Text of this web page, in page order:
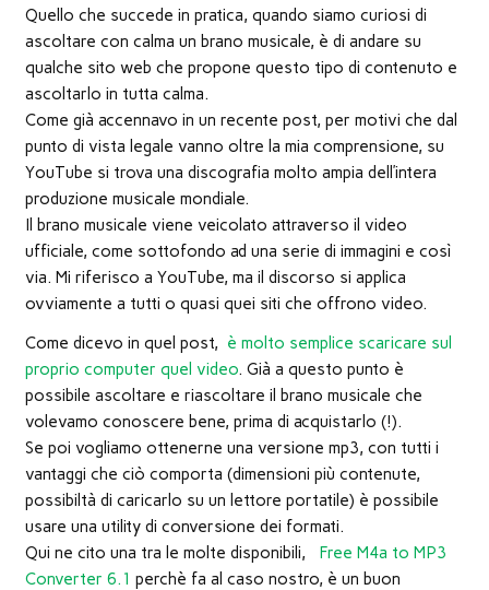
Quello che succede in pratica, quando siamo curiosi di
ascoltare con calma un brano musicale, è di andare su
qualche sito web che propone questo tipo di contenuto e
ascoltarlo in tutta calma.
Come già accennavo in un recente post, per motivi che dal
punto di vista legale vanno oltre la mia comprensione, su
YouTube si trova una discografia molto ampia dell’intera
produzione musicale mondiale.
Il brano musicale viene veicolato attraverso il video
ufficiale, come sottofondo ad una serie di immagini e così
via. Mi riferisco a YouTube, ma il discorso si applica
ovviamente a tutti o quasi quei siti che offrono video.
Come dicevo in quel post, è molto semplice scaricare sul
proprio computer quel video. Già a questo punto è
possibile ascoltare e riascoltare il brano musicale che
volevamo conoscere bene, prima di acquistarlo (!).
Se poi vogliamo ottenerne una versione mp3, con tutti i
vantaggi che ciò comporta (dimensioni più contenute,
possibiltà di caricarlo su un lettore portatile) è possibile
usare una utility di conversione dei formati.
Qui ne cito una tra le molte disponibili, Free M4a to MP3
Converter 6.1 perchè fa al caso nostro, è un buon